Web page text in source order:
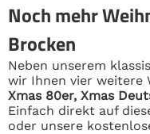
Noch mehr
Brocken
Neben unserem
wir Ihnen vier weitere
Xmas 80er, Xmas
Einfach direkt auf
oder unsere